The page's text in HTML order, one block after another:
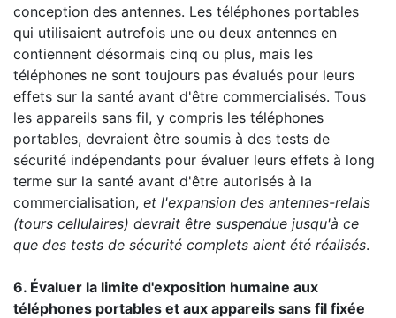
conception des antennes. Les téléphones portables
qui utilisaient autrefois une ou deux antennes en
contiennent désormais cinq ou plus, mais les
téléphones ne sont toujours pas évalués pour leurs
effets sur la santé avant d'être commercialisés. Tous
les appareils sans fil, y compris les téléphones
portables, devraient être soumis à des tests de
sécurité indépendants pour évaluer leurs effets à long
terme sur la santé avant d'être autorisés à la
commercialisation, et l'expansion des antennes-relais
(tours cellulaires) devrait être suspendue jusqu'à ce
que des tests de sécurité complets aient été réalisés.
6. Évaluer la limite d'exposition humaine aux
téléphones portables et aux appareils sans fil fixée